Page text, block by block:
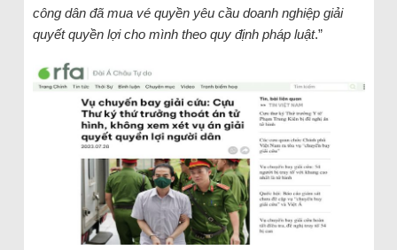
công dân đã mua vé quyền yêu cầu doanh nghiệp giải
quyết quyền lợi cho mình theo quy định pháp luật.”